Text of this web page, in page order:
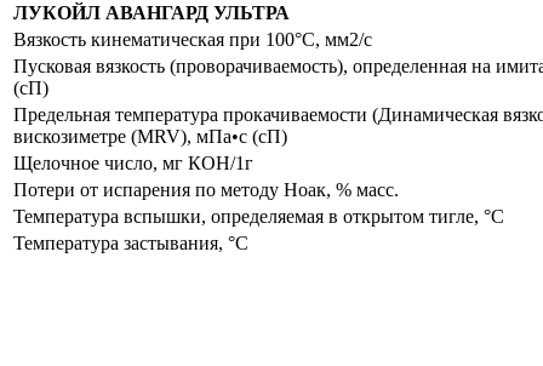
ЛУКОЙЛ АВАНГАРД УЛЬТРА
Вязкость кинематическая при 100°C, мм2/с
Пусковая вязкость (проворачиваемость), определенная на
(сП)
Предельная температура прокачиваемости (Динамическая
вискозиметре (MRV), мПа•с (сП)
Щелочное число, мг КОН/1г
Потери от испарения по методу Ноак, % масс.
Температура вспышки, определяемая в открытом тигле, °C
Температура застывания, °C